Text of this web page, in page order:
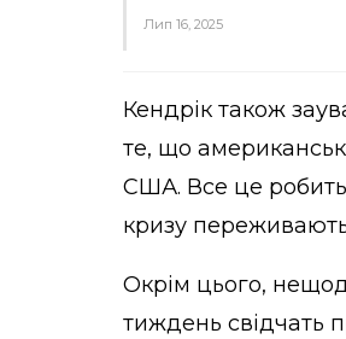
Лип 16, 2025
Кендрік також
те, що
США. Все це робить
кризу
Окрім цього,
тиждень свідчать